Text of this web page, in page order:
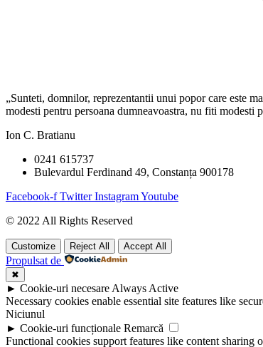
„Sunteti, domnilor, reprezentantii unui popor care este
modesti pentru persoana dumneavoastra, nu fiti modesti
Ion C. Bratianu
0241 615737
Bulevardul Ferdinand 49, Constanța 900178
Facebook-f Twitter InstagramYoutube
© 2022 All Rights Reserved
Customize Reject All Accept All
Propulsat de
✖
► Cookie-uri necesare Always Active
Necessary cookies enable essential site features like
Niciunul
► Cookie-uri funcționale Remarcă
Functional cookies support features like content